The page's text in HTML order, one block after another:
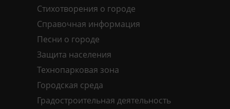
Стихотворения о городе
Справочная информация
Песни о городе
Защита населения
Технопарковая зона
Городская среда
Градостроительная деятельность